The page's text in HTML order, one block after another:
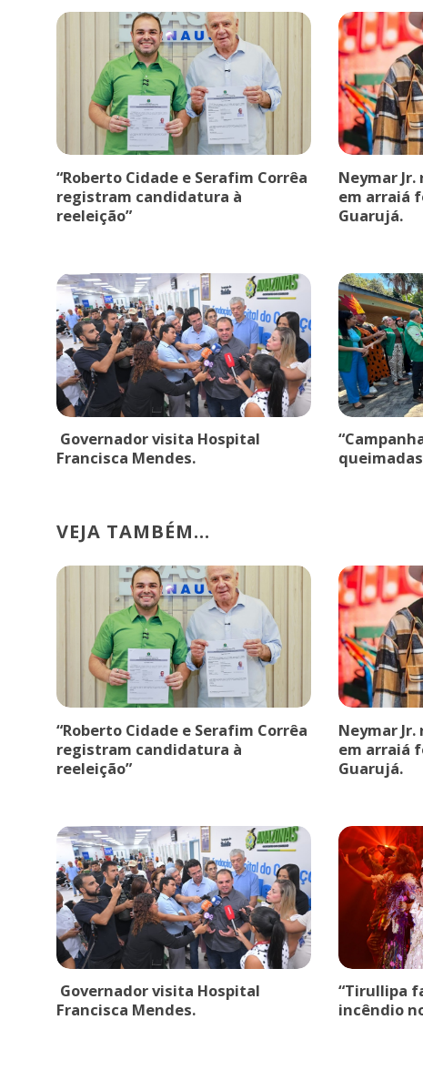
“Roberto Cidade e Serafim Corrêa
registram candidatura à
reeleição”
Neymar
em arraiá
Guarujá.
Governador visita Hospital
Francisca Mendes.
VEJA TAMBÉM...
“Roberto Cidade e Serafim Corrêa
registram candidatura à
reeleição”
Neymar
em arraiá
Guarujá.
Governador visita Hospital
Francisca Mendes.
“Tirullipa
incêndio